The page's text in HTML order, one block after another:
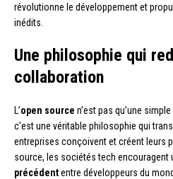
révolutionne le développement et
inédits.
Une philosophie qui
collaboration
L’open source n’est pas qu’une
c’est une véritable philosophie qui
entreprises conçoivent et créent leurs
source, les sociétés tech encouragent
précédententre développeurs du